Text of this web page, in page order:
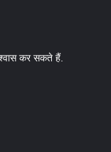
कर सकते हैं.